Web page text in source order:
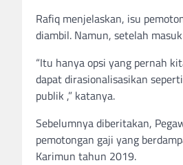
Rafiq menjelaskan, isu
diambil. Namun, setelah
“Itu hanya opsi yang pernah
dapat dirasionalisasikan
publik ,” katanya.
Sebelumnya diberitakan,
pemotongan gaji yang
Karimun tahun 2019.